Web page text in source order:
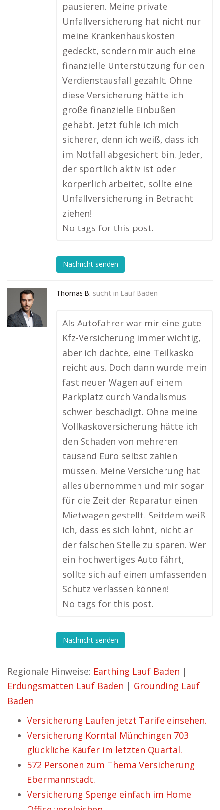
pausieren. Meine private
Unfallversicherung hat nicht nur
meine Krankenhauskosten
gedeckt, sondern mir auch eine
finanzielle Unterstützung für den
Verdienstausfall gezahlt. Ohne
diese Versicherung hätte ich
große finanzielle Einbußen
gehabt. Jetzt fühle ich mich
sicherer, denn ich weiß, dass ich
im Notfall abgesichert bin. Jeder,
der sportlich aktiv ist oder
körperlich arbeitet, sollte eine
Unfallversicherung in Betracht
ziehen!
No tags for this post.
Nachricht senden
Thomas B. sucht in Lauf Baden
Als Autofahrer war mir eine gute
Kfz-Versicherung immer wichtig,
aber ich dachte, eine Teilkasko
reicht aus. Doch dann wurde mein
fast neuer Wagen auf einem
Parkplatz durch Vandalismus
schwer beschädigt. Ohne meine
Vollkaskoversicherung hätte ich
den Schaden von mehreren
tausend Euro selbst zahlen
müssen. Meine Versicherung hat
alles übernommen und mir sogar
für die Zeit der Reparatur einen
Mietwagen gestellt. Seitdem weiß
ich, dass es sich lohnt, nicht an
der falschen Stelle zu sparen. Wer
ein hochwertiges Auto fährt,
sollte sich auf einen umfassenden
Schutz verlassen können!
No tags for this post.
Nachricht senden
Regionale Hinweise: Earthing Lauf Baden |
Erdungsmatten Lauf Baden | Grounding Lauf
Baden
Versicherung Laufen jetzt Tarife einsehen.
Versicherung Korntal Münchingen 703
glückliche Käufer im letzten Quartal.
572 Personen zum Thema Versicherung
Ebermannstadt.
Versicherung Spenge einfach im Home